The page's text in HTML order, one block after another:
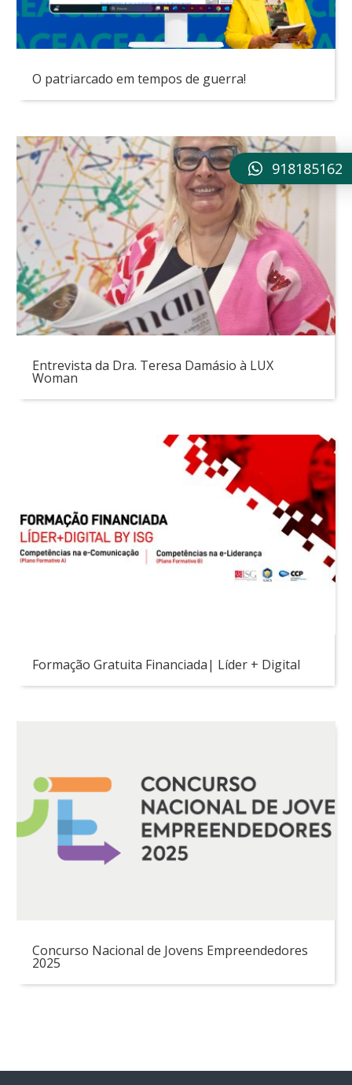
O patriarcado em tempos de guerra!
Entrevista da Dra. Teresa Damásio à LUX
Woman
Formação Gratuita Financiada| Líder + Digital
Concurso Nacional de Jovens Empreendedores
2025
918185162